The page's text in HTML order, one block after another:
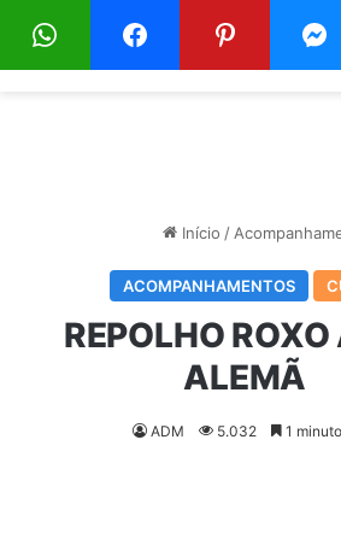
Menu
Início /
ACOMPANHAMENTOS
REPOLHO
ALEMÃ⠀⠀
ADM 5.032 1